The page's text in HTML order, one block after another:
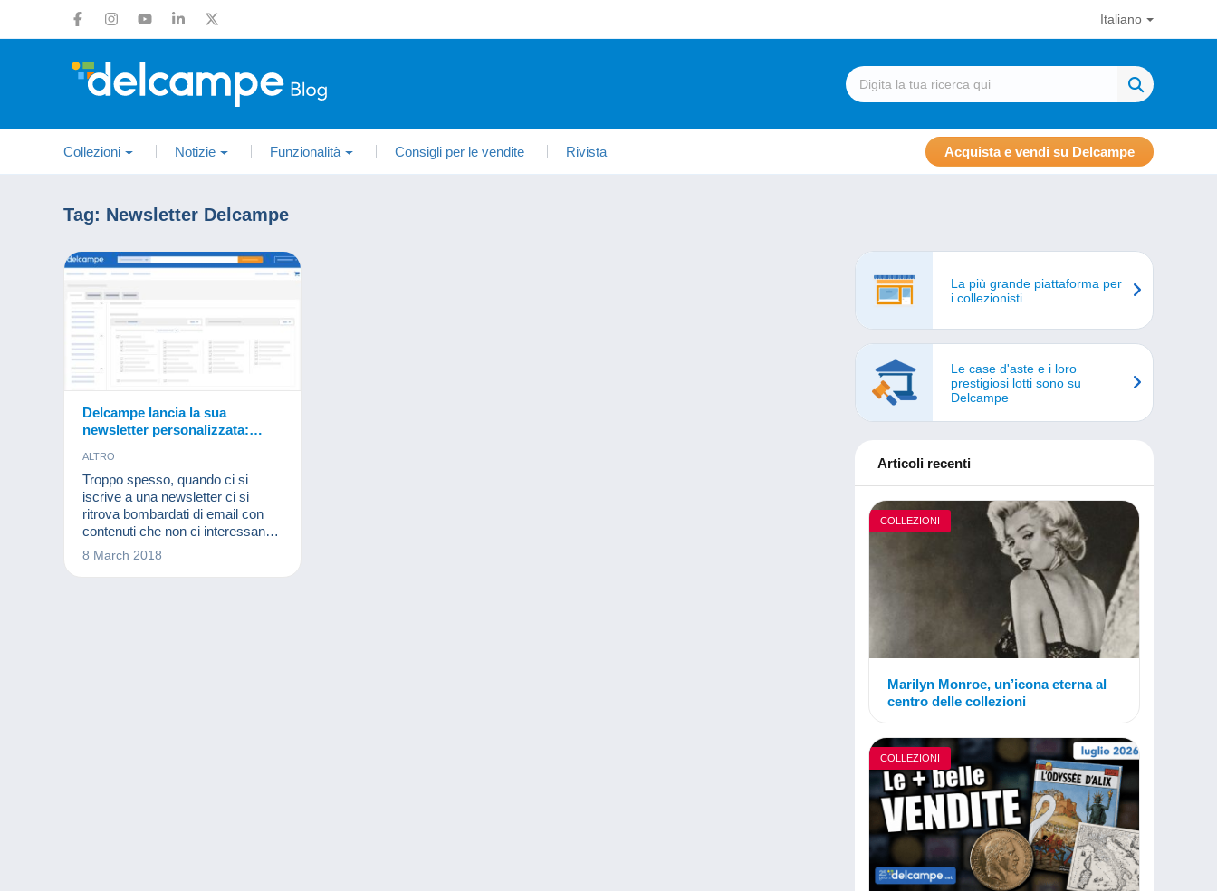
Italiano
Collezioni Notizie Funzionalità Consigli per le vendite Rivista Acquista e vendi su Delcampe
Tag: Newsletter Delcampe
Delcampe lancia la sua
newsletter personalizzata:
ti interessano veramente!
ALTRO
Troppo spesso, quando ci si
iscrive a una newsletter ci si
ritrova bombardati di email con
contenuti che non ci interessano.
Tocca a noi selezionarle e, alla
8 March 2018
La più grande piattaforma per
i collezionisti
Le case d'aste e i loro
prestigiosi lotti sono su
Delcampe
Articoli recenti
COLLEZIONI
Marilyn Monroe, un’icona eterna al
centro delle collezioni
COLLEZIONI